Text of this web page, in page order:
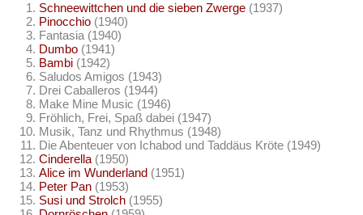
Schneewittchen und die sieben Zwerge (1937)
Pinocchio (1940)
Fantasia (1940)
Dumbo (1941)
Bambi (1942)
Saludos Amigos (1943)
Drei Caballeros (1944)
Make Mine Music (1946)
Fröhlich, Frei, Spaß dabei (1947)
Musik, Tanz und Rhythmus (1948)
Die Abenteuer von Ichabod und Taddäus Kröte (1949)
Cinderella (1950)
Alice im Wunderland (1951)
Peter Pan (1953)
Susi und Strolch (1955)